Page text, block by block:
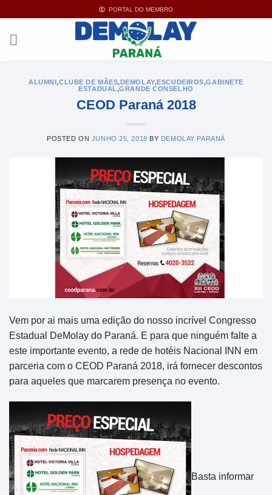
PORTAL DO MEMBRO
ALUMNI,CLUBE DE MÃES,DEMOLAY,ESCUDEIROS,GABINETE
ESTADUAL,GRANDE CONSELHO
CEOD Paraná 2018
POSTED ON JUNHO 25, 2018 BY DEMOLAY PARANÁ
Vem por ai mais uma edição do nosso incrível Congresso
Estadual DeMolay do Paraná. E para que ninguém falte a
este importante evento, a rede de hotéis Nacional INN em
parceria com o CEOD Paraná 2018, irá fornecer descontos
para aqueles que marcarem presença no evento.
Basta informar